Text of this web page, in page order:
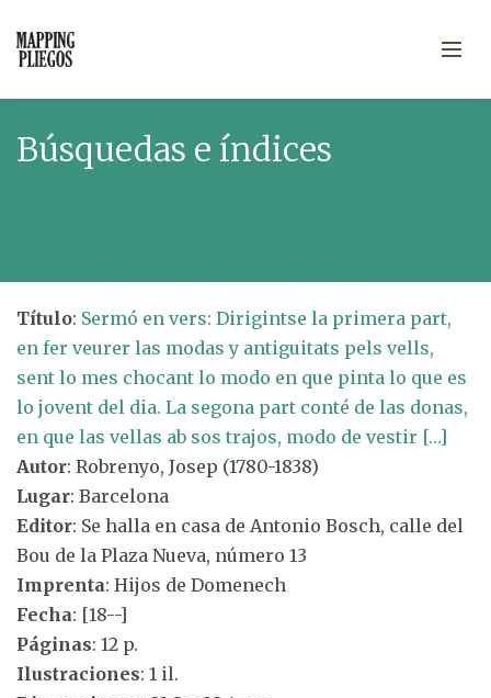
Búsquedas e índices
Título: Sermó en vers: Dirigintse la primera part,
en fer veurer las modas y antiguitats pels vells,
sent lo mes chocant lo modo en que pinta lo que es
lo jovent del dia. La segona part conté de las donas,
en que las vellas ab sos trajos, modo de vestir […]
Autor: Robrenyo, Josep (1780-1838)
Lugar: Barcelona
Editor: Se halla en casa de Antonio Bosch, calle del
Bou de la Plaza Nueva, número 13
Imprenta: Hijos de Domenech
Fecha: [18--]
Páginas: 12 p.
Ilustraciones: 1 il.